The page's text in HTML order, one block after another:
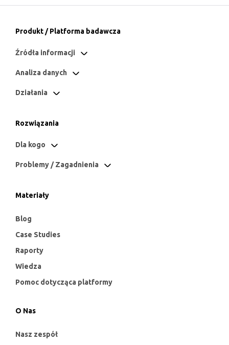
Produkt / Platforma badawcza
Źródła informacji
Analiza danych
Działania
Rozwiązania
Dla kogo
Problemy / Zagadnienia
Materiały
Blog
Case Studies
Raporty
Wiedza
Pomoc dotycząca platformy
O Nas
Nasz zespół